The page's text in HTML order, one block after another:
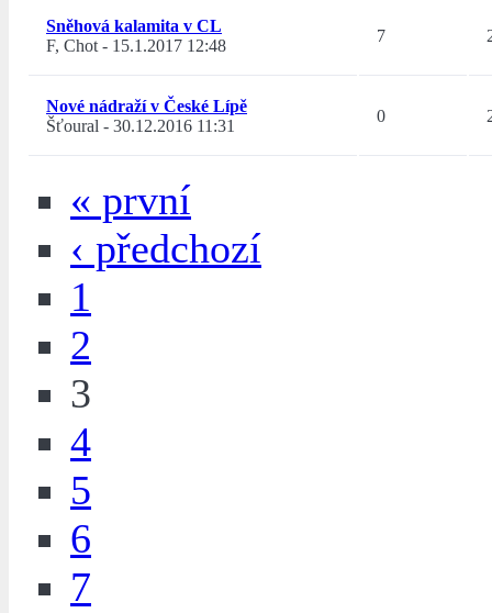
Sněhová kalamita v CL
F, Chot- 15.1.2017 12:48
7
Nové nádraží v České Lípě
Šťoural - 30.12.2016 11:31
0
« první
‹ předchozí
1
2
3
4
5
6
7